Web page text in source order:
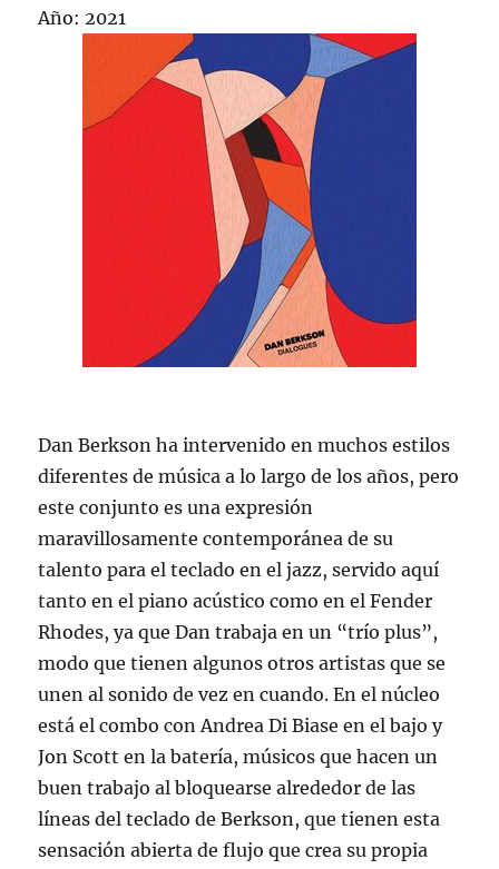
Año: 2021
Dan Berkson ha intervenido en muchos estilos
diferentes de música a lo largo de los años, pero
este conjunto es una expresión
maravillosamente contemporánea de su
talento para el teclado en el jazz, servido aquí
tanto en el piano acústico como en el Fender
Rhodes, ya que Dan trabaja en un “trío plus”,
modo que tienen algunos otros artistas que se
unen al sonido de vez en cuando. En el núcleo
está el combo con Andrea Di Biase en el bajo y
Jon Scott en la batería, músicos que hacen un
buen trabajo al bloquearse alrededor de las
líneas del teclado de Berkson, que tienen esta
sensación abierta de flujo que crea su propia